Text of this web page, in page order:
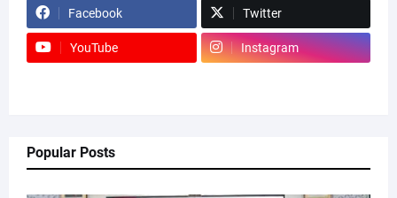
Facebook Twitter
YouTube Instagram
Popular Posts